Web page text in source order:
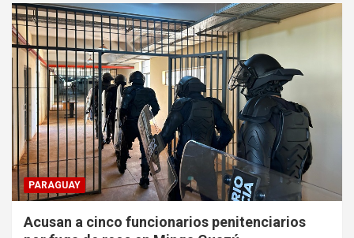
PARAGUAY
Acusan a cinco funcionarios penitenciarios